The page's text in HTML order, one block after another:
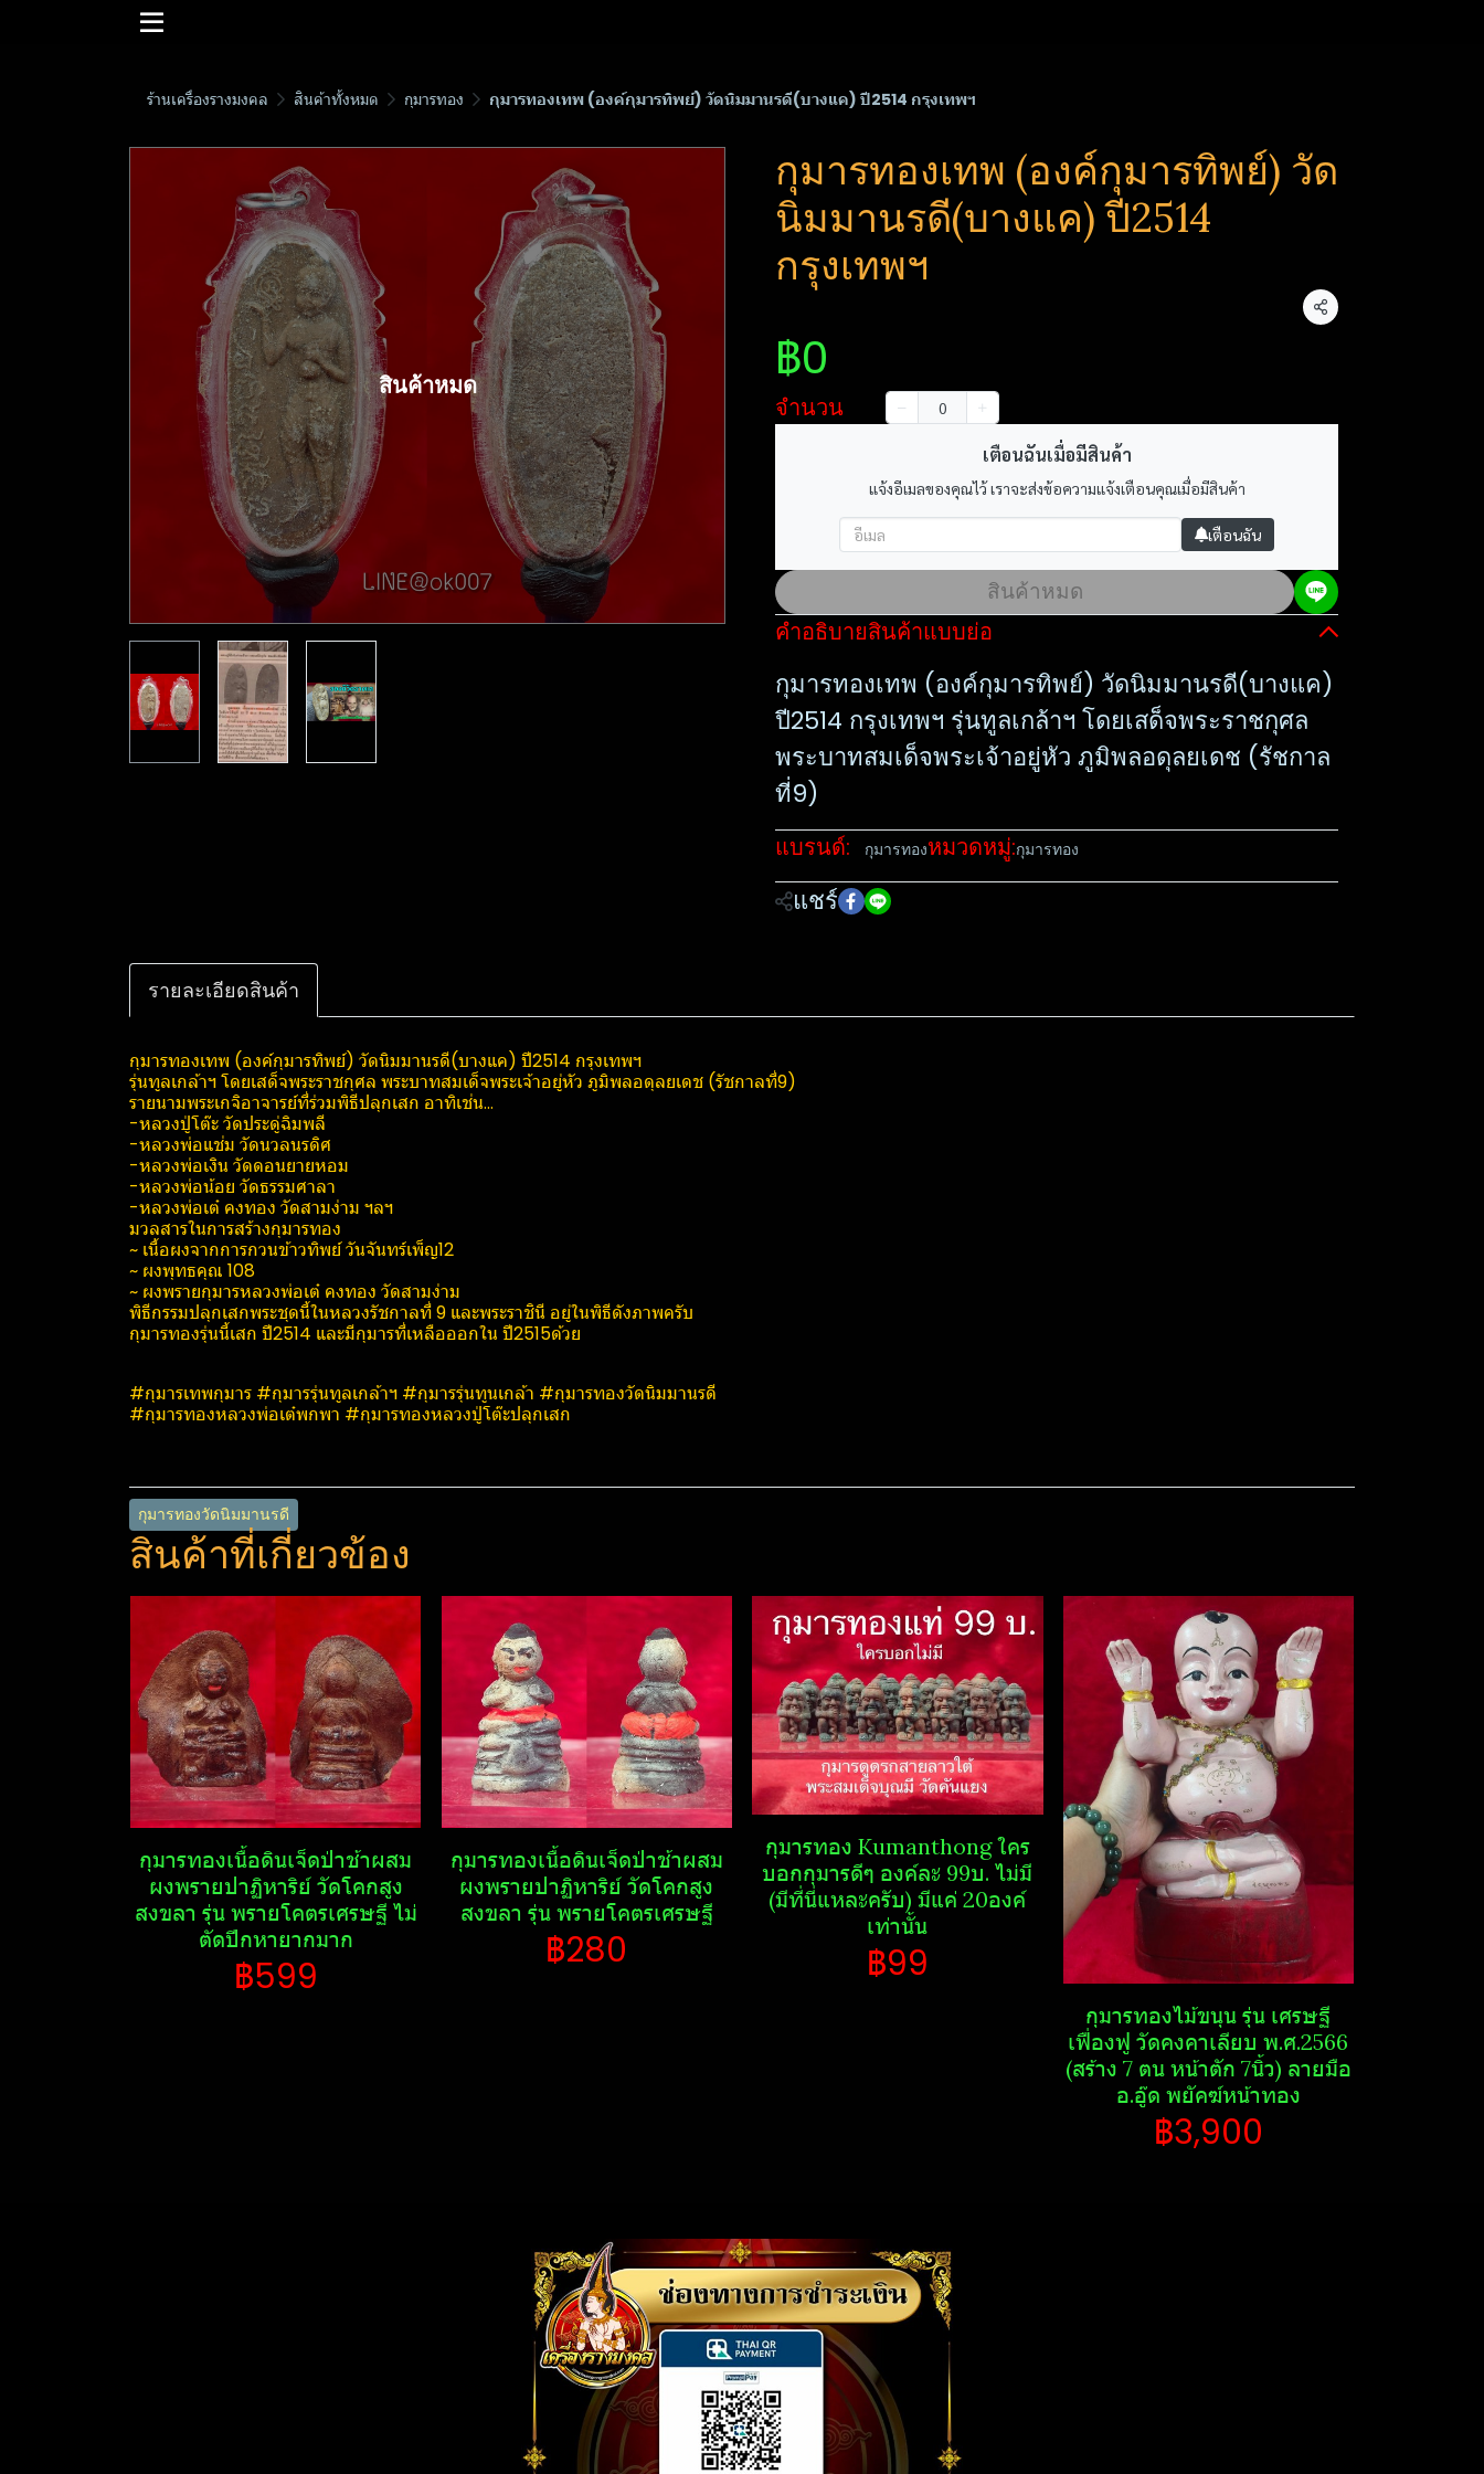
ร้านเครื่องรางมงคล สินค้าทั้งหมด กุมารทอง กุมารทองเทพ (องค์กุมารทิพย์) วัดนิมมานรดี(บางแค) ปี2514 กรุงเทพฯ
สินค้าหมด
กุมารทองเทพ (องค์กุมารทิพย์) วัด
นิมมานรดี(บางแค) ปี2514
กรุงเทพฯ
แชร์
฿0
จำนวน
เตือนฉันเมื่อมีสินค้า
แจ้งอีเมลของคุณไว้ เราจะส่งข้อความแจ้งเตือนคุณเมื่อมีสินค้า
เตือนฉัน
สินค้าหมด
คำอธิบายสินค้าแบบย่อ
กุมารทองเทพ (องค์กุมารทิพย์) วัดนิมมานรดี(บางแค)
ปี2514 กรุงเทพฯ รุ่นทูลเกล้าฯ โดยเสด็จพระราชกุศล
พระบาทสมเด็จพระเจ้าอยู่หัว ภูมิพลอดุลยเดช (รัชกาล
ที่9)
แบรนด์: กุมารทองหมวดหมู่:กุมารทอง
แชร์
รายละเอียดสินค้า
กุมารทองเทพ (องค์กุมารทิพย์) วัดนิมมานรดี(บางแค) ปี2514 กรุงเทพฯ
รุ่นทูลเกล้าฯ โดยเสด็จพระราชกุศล พระบาทสมเด็จพระเจ้าอยู่หัว ภูมิพลอดุลยเดช (รัชกาลที่9)
รายนามพระเกจิอาจารย์ที่ร่วมพิธีปลุกเสก อาทิเช่น...
-หลวงปู่โต๊ะ วัดประดู่ฉิมพลี
-หลวงพ่อแช่ม วัดนวลนรดิศ
-หลวงพ่อเงิน วัดดอนยายหอม
-หลวงพ่อน้อย วัดธรรมศาลา
-หลวงพ่อเต๋ คงทอง วัดสามง่าม ฯลฯ
มวลสารในการสร้างกุมารทอง
~ เนื้อผงจากการกวนข้าวทิพย์ วันจันทร์เพ็ญ12
~ ผงพุทธคุณ 108
~ ผงพรายกุมารหลวงพ่อเต๋ คงทอง วัดสามง่าม
พิธีกรรมปลุกเสกพระชุดนี้ในหลวงรัชกาล​ที่​ 9 และพระราชินี​ อยู่ในพิธีดังภาพครับ
กุมารทองรุ่นนี้เสก ปี2514 และมีกุมารที่เหลือออกใน ปี2515ด้วย
#กุมารเทพกุมาร #กุมารรุ่นทูลเกล้าฯ​ #กุมารรุ่นทูนเกล้า #กุมารทองวัดนิมมานรดี
#กุมารทองหลวงพ่อเต๋พกพา #กุมารทองหลวงปู่โต๊ะปลุกเสก
กุมารทองวัดนิมมานรดี
สินค้าที่เกี่ยวข้อง
กุมารทองเนื้อดินเจ็ดป่าช้าผสม
ผงพรายปาฏิหาริย์​ วัดโคกสูง
สงขลา รุ่น พรายโคตรเศรษฐี​ ไม่
ตัดปีกหายากมาก
฿599
กุมารทองเนื้อดินเจ็ดป่าช้าผสม
ผงพรายปาฏิหาริย์​ วัดโคกสูง
สงขลา รุ่น พรายโคตรเศรษฐี​
฿280
กุมารทอง Kumanthong​ ใคร
บอกกุมารดีๆ องค์ละ 99บ. ไม่มี
(มีที่นี่แหละครับ) มีแค่ 20องค์
เท่านั้น
฿99
กุมารทองไม้ขนุน รุ่น เศรษฐี​
เฟื่องฟู วัดคงคาเลียบ พ.ศ.2566
(สร้าง 7 ตน หน้าตัก 7นิ้ว) ลายมือ
อ.อู๊ด​ พยัคฆ์​หน้า​ทอง
฿3,900